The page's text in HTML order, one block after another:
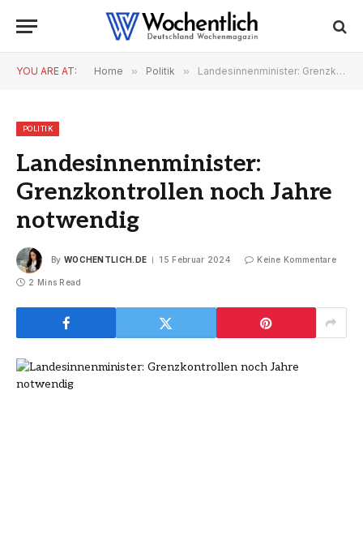
YOU ARE AT: Home » Politik » Landesinnenminister: Grenzkontrollen noch Jahre notwendig
POLITIK
Landesinnenminister:
Grenzkontrollen noch Jahre
notwendig
By WOCHENTLICH.DE 15 Februar 2024 Keine Kommentare
2 Mins Read